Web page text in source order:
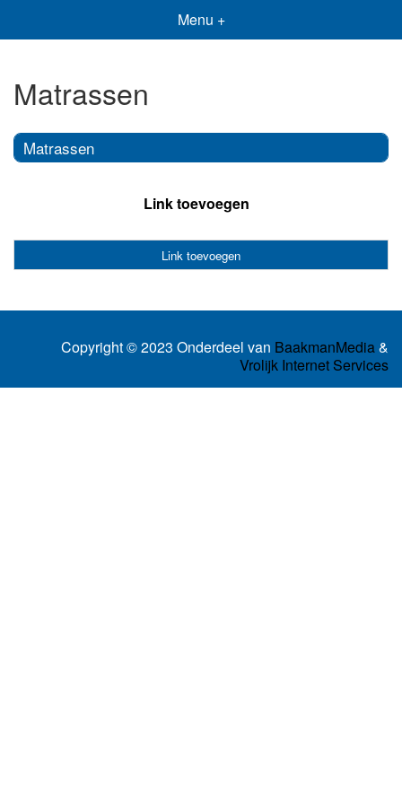
Menu +
Matrassen
Matrassen
Link toevoegen
Link toevoegen
Copyright © 2023 Onderdeel van BaakmanMedia&
Vrolijk Internet Services